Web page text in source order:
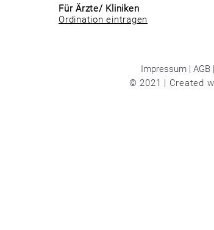
Für Ärzte/ Kliniken
Ordination eintragen
Impressum |
© 2021 | Created